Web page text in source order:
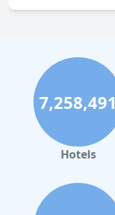
7,258,491
Hotels